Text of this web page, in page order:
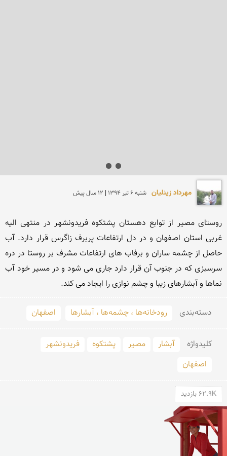
مهرداد زینلیان شنبه 6 تير 1394 | 12 سال پیش
نماها و آبشارهای زیبا و چشم نوازی را ایجاد می کند.
دسته‌بندی رودخانه‌ها ، چشمه‌ها ، آبشارها اصفهان
کلید‌واژه آبشار مصیر پشتکوه
فریدونشهر
اصفهان
62.9K بازدید